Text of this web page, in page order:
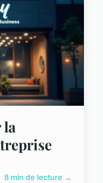
8 min de lecture →